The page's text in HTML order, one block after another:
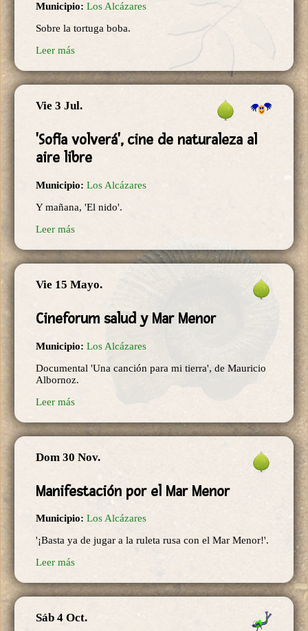
Municipio: Los Alcázares
Sobre la tortuga boba.
Leer más
Vie 3 Jul.
'Sofía volverá', cine de naturaleza al
aire libre
Municipio: Los Alcázares
Y mañana, 'El nido'.
Leer más
Vie 15 Mayo.
Cineforum salud y Mar Menor
Municipio: Los Alcázares
Documental 'Una canción para mi tierra', de Mauricio
Albornoz.
Leer más
Dom 30 Nov.
Manifestación por el Mar Menor
Municipio: Los Alcázares
'¡Basta ya de jugar a la ruleta rusa con el Mar Menor!'.
Leer más
Sáb 4 Oct.